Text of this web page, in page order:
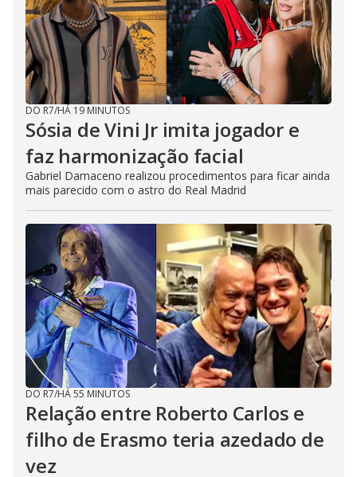
DO R7/HÁ 19 MINUTOS
Sósia de Vini Jr imita jogador e
faz harmonização facial
Gabriel Damaceno realizou procedimentos para ficar ainda
mais parecido com o astro do Real Madrid
DO R7/HÁ 55 MINUTOS
Relação entre Roberto Carlos e
filho de Erasmo teria azedado de
vez